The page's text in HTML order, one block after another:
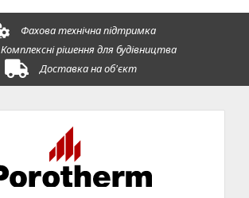
Фахова технічна підтримка
Комплексні рішення для будівництва
Доставка на об'єкт